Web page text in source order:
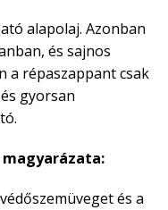
alapolaj. Azonban
és sajnos
a répaszappant csak
gyorsan
magyarázata:
és a